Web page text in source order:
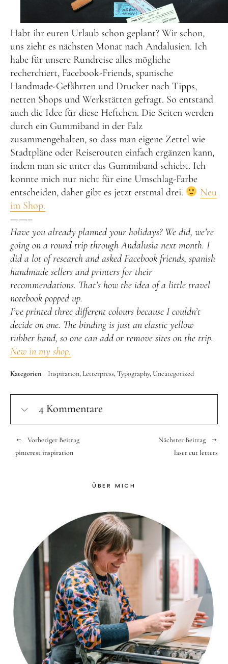
Habt ihr euren Urlaub schon geplant? Wir schon,
uns zieht es nächsten Monat nach Andalusien. Ich
habe für unsere Rundreise alles mögliche
recherchiert, Facebook-Friends, spanische
Handmade-Gefährten und Drucker nach Tipps,
netten Shops und Werkstätten gefragt. So entstand
auch die Idee für diese Heftchen. Die Seiten werden
durch ein Gummiband in der Falz
zusammengehalten, so dass man eigene Zettel wie
Stadtpläne oder Reiserouten einfach ergänzen kann,
indem man sie unter das Gummiband schiebt. Ich
konnte mich nur nicht für eine Umschlag-Farbe
entscheiden, daher gibt es jetzt erstmal drei.
Neu
im Shop.
——–
Have you already planned your holidays? We did, we’re
going on a round trip through Andalusia next month. I
did a lot of research and asked Facebook friends, spanish
handmade sellers and printers for their
recommendations. That’s how the idea of a little travel
notebook popped up.
I’ve printed three different colours because I couldn’t
decide on one. The binding is just an elastic yellow
rubber band, so one can add or remove sites on the trip.
New in my shop.
Kategorien Inspiration Letterpress Typography Uncategorized
4 Kommentare
Vorheriger Beitrag
pinterest inspiration
Nächster Beitrag
laser cut letters
ÜBER MICH